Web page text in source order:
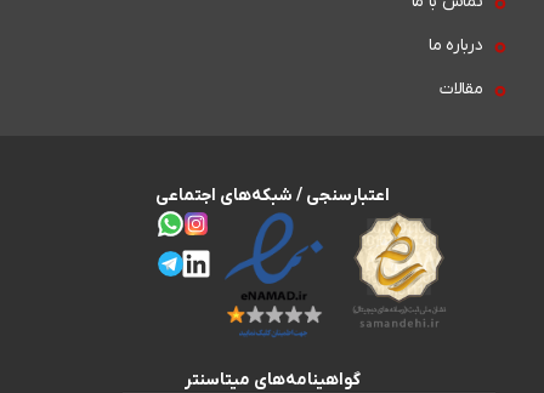
درباره ما
مقالات
اعتبارسنجی / شبکه‌های اجتماعی
گواهینامه‌های میتاسنتر